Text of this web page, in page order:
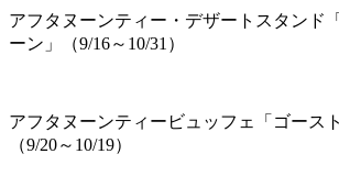
アフタヌーンティー・デザートスタンド
ーン」（9/16～10/31）
アフタヌーンティービュッフェ「ゴース
（9/20～10/19）